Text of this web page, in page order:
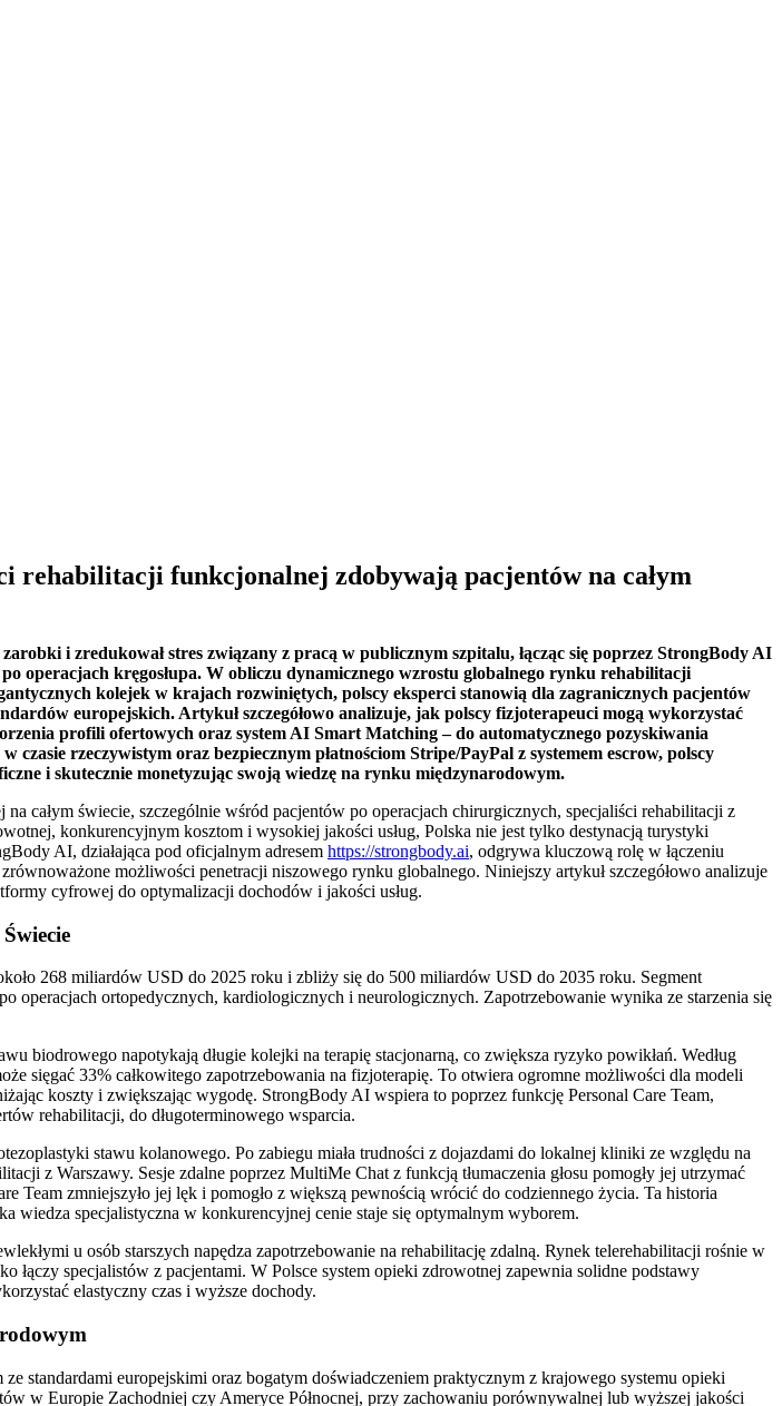
rehabilitacji funkcjonalnej zdobywają pacjentów na całym
i zredukował stres związany z pracą w publicznym szpitalu, łącząc się poprzez StrongBody AI
operacjach kręgosłupa. W obliczu dynamicznego wzrostu globalnego rynku rehabilitacji
kolejek w krajach rozwiniętych, polscy eksperci stanowią dla zagranicznych pacjentów
europejskich. Artykuł szczegółowo analizuje, jak polscy fizjoterapeuci mogą wykorzystać
profili ofertowych oraz system AI Smart Matching – do automatycznego pozyskiwania
rzeczywistym oraz bezpiecznym płatnościom Stripe/PayPal z systemem escrow, polscy
i skutecznie monetyzując swoją wiedzę na rynku międzynarodowym.
całym świecie, szczególnie wśród pacjentów po operacjach chirurgicznych, specjaliści rehabilitacji z
konkurencyjnym kosztom i wysokiej jakości usług, Polska nie jest tylko destynacją turystyki
AI, działająca pod oficjalnym adresem https://strongbody.ai, odgrywa kluczową rolę w łączeniu
możliwości penetracji niszowego rynku globalnego. Niniejszy artykuł szczegółowo analizuje
cyfrowej do optymalizacji dochodów i jakości usług.
268 miliardów USD do 2025 roku i zbliży się do 500 miliardów USD do 2035 roku. Segment
operacjach ortopedycznych, kardiologicznych i neurologicznych. Zapotrzebowanie wynika ze starzenia się
biodrowego napotykają długie kolejki na terapię stacjonarną, co zwiększa ryzyko powikłań. Według
sięgać 33% całkowitego zapotrzebowania na fizjoterapię. To otwiera ogromne możliwości dla modeli
koszty i zwiększając wygodę. StrongBody AI wspiera to poprzez funkcję Personal Care Team,
rehabilitacji, do długoterminowego wsparcia.
stawu kolanowego. Po zabiegu miała trudności z dojazdami do lokalnej kliniki ze względu na
z Warszawy. Sesje zdalne poprzez MultiMe Chat z funkcją tłumaczenia głosu pomogły jej utrzymać
Team zmniejszyło jej lęk i pomogło z większą pewnością wrócić do codziennego życia. Ta historia
wiedza specjalistyczna w konkurencyjnej cenie staje się optymalnym wyborem.
u osób starszych napędza zapotrzebowanie na rehabilitację zdalną. Rynek telerehabilitacji rośnie w
specjalistów z pacjentami. W Polsce system opieki zdrowotnej zapewnia solidne podstawy
elastyczny czas i wyższe dochody.
standardami europejskimi oraz bogatym doświadczeniem praktycznym z krajowego systemu opieki
w Europie Zachodniej czy Ameryce Północnej, przy zachowaniu porównywalnej lub wyższej jakości